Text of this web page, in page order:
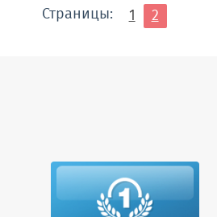
Страницы: 1 2